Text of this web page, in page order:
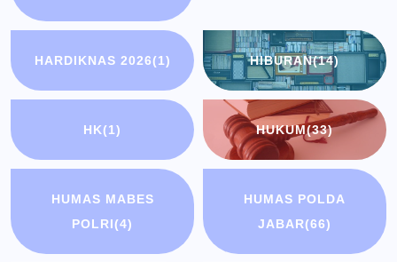
HARDIKNAS 2026(1) HIBURAN(14)
HK(1) HUKUM(33)
HUMAS MABES
POLRI(4)
HUMAS POLDA
JABAR(66)